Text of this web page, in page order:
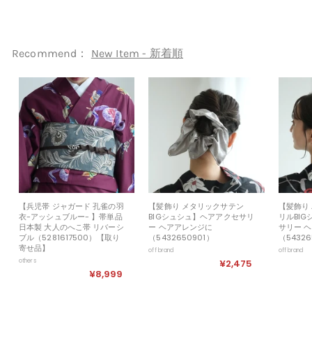
9
Recommend： New Item - 新着順
【兵児帯 ジャガード 孔雀の羽
衣-アッシュブルー- 】帯単品
日本製 大人のへこ帯 リバーシ
ブル（5281617500）【取り
寄せ品】
others
¥8,999
【髪飾り メタリックサテン
BIGシュシュ】ヘアアクセサリ
ー ヘアアレンジに
（5432650901）
off brand
¥2,475
【髪飾
リルBIG
サリー
（
off brand